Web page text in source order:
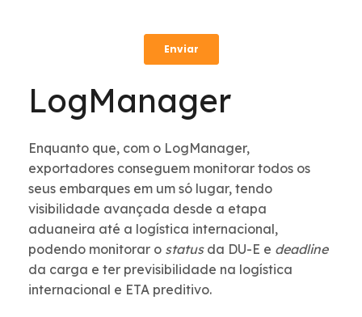
LogManager
Enquanto que, com o LogManager,
exportadores conseguem monitorar todos os
seus embarques em um só lugar, tendo
visibilidade avançada desde a etapa
aduaneira até a logística internacional,
podendo monitorar o status da DU-E e deadline
da carga e ter previsibilidade na logística
internacional e ETA preditivo.